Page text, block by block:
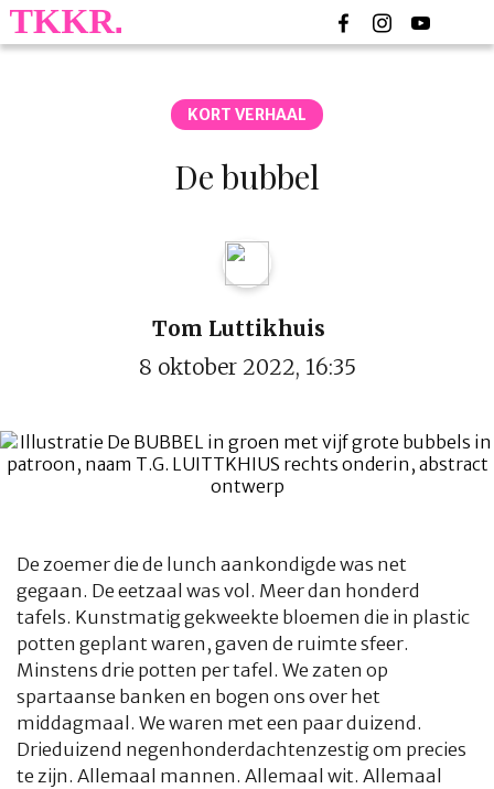
KORT VERHAAL
De bubbel
Tom Luttikhuis
8 oktober 2022, 16:35
De zoemer die de lunch aankondigde was net
gegaan. De eetzaal was vol. Meer dan honderd
tafels. Kunstmatig gekweekte bloemen die in plastic
potten geplant waren, gaven de ruimte sfeer.
Minstens drie potten per tafel. We zaten op
spartaanse banken en bogen ons over het
middagmaal. We waren met een paar duizend.
Drieduizend negenhonderdachtenzestig om precies
te zijn. Allemaal mannen. Allemaal wit. Allemaal